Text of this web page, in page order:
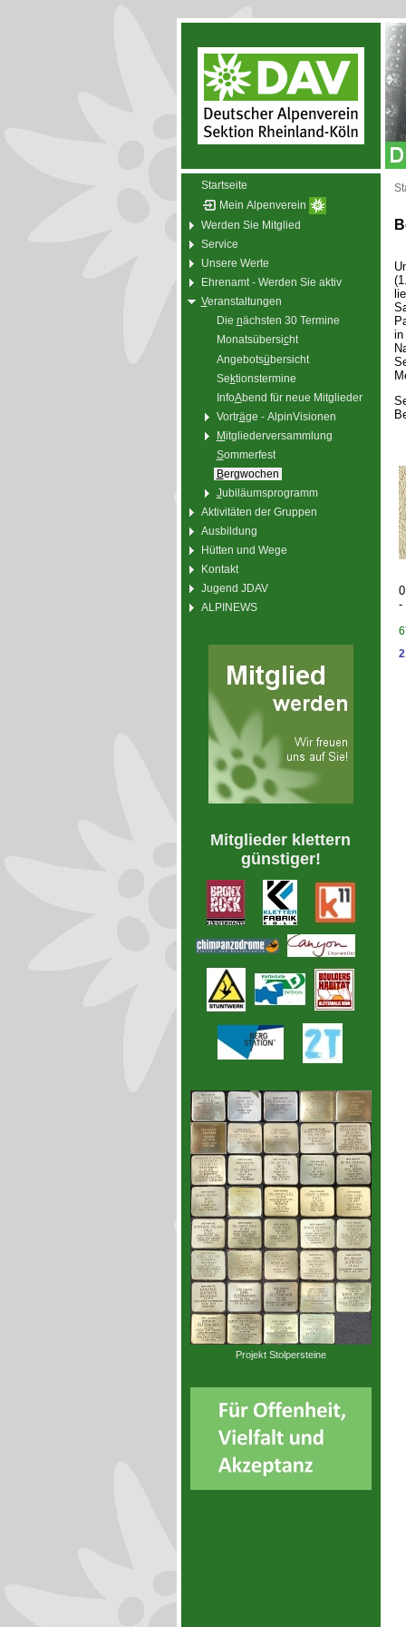
Startseite
Mein Alpenverein
Werden Sie Mitglied
Service
Unsere Werte
Ehrenamt - Werden Sie aktiv
Veranstaltungen
Die nächsten 30 Termine
Monatsübersicht
Angebotsübersicht
Sektionstermine
InfoAbend für neue Mitglieder
Vorträge - AlpinVisionen
Mitgliederversammlung
Sommerfest
Bergwochen
Jubiläumsprogramm
Aktivitäten der Gruppen
Ausbildung
Hütten und Wege
Kontakt
Jugend JDAV
ALPINEWS
Mitglieder klettern
günstiger!
Projekt Stolpersteine
in
-